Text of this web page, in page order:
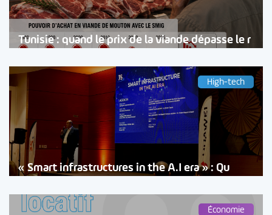
Tunisie : quand le prix de la viande dépasse le r
High-tech
« Smart infrastructures in the A.I era » : Qu
Économie